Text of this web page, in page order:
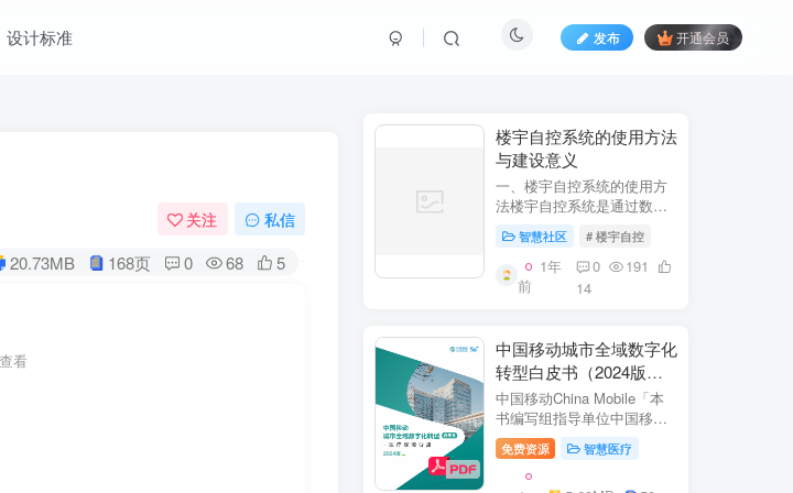
设计标准 发布 开通会员
关注 私信
20.73MB 168页 0 68 5
看
​​楼宇自控系统的使用方法
与建设意义​
一、楼宇自控系统的使用方
法​​楼宇自控系统是通过数字
化、自动化技术对建筑内机
电设备（如暖通空调、照
明、电梯、给排水等）进行
集中监控、管理和优化运行
智慧社区 # 楼宇自控
1年
前
0
191
14
中国移动城市全域数字化
转型白皮书（2024版）-
医疗保障分册
中国移动China Mobile「本
书编写组指导单位中国移动
集团公司政企事业部编写单
位中移系统集成有限公司主
编李双佶、丁静、杨勇、赵
免费资源 智慧医疗